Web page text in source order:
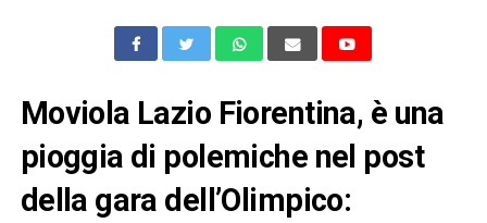
Moviola Lazio Fiorentina, è una
pioggia di polemiche nel post
della gara dell’Olimpico: